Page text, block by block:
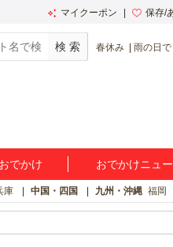
マイクーポン 保存/
春休み 雨の日で
でかけ おでかけニュ
庫 中国・四国 九州・沖縄 福岡